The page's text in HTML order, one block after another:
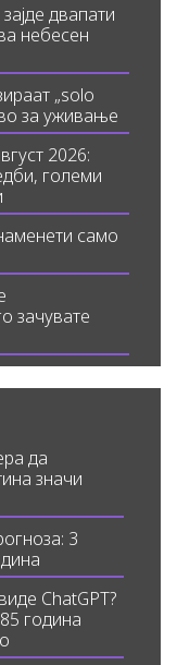
двапати
небесен
„solo
за уживање
2026:
големи
само
зачувате
да
значи
3
ChatGPT?
година